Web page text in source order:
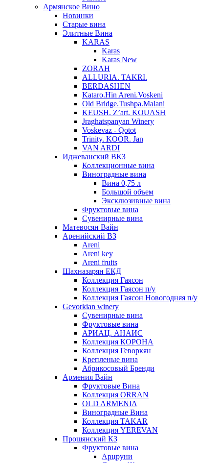
Армянское Вино
Новинки
Старые вина
Элитные Вина
KARAS
Karas
Karas New
ZORAH
ALLURIA. TAKRI.
BERDASHEN
Kataro.Hin Areni.Voskeni
Old Bridge.Tushpa.Malani
KEUSH. Z’art. KOUASH
Jraghatspanyan Winery
Voskevaz - Qotot
Trinity. KOOR. Jan
VAN ARDI
Иджеванский ВКЗ
Коллекционные вина
Виноградные вина
Вина 0,75 л
Большой объем
Эксклюзивные вина
Фруктовые вина
Cувенирные вина
Матевосян Вайн
Аренийский ВЗ
Areni
Areni key
Areni fruits
Шахназарян ЕКД
Коллекция Гаясон
Коллекция Гаясон п/у
Коллекция Гаясон Новогодняя п/у
Gevorkian winery
Сувенирные вина
Фруктовые вина
АРИАЦ. АНАИС
Коллекция КОРОНА
Коллекция Геворкян
Крепленые вина
Абрикосовый Бренди
Армения Вайн
Фруктовые Вина
Коллекция ORRAN
OLD ARMENIA
Виноградные Вина
Коллекция TAKAR
Коллекция YEREVAN
Прошянский КЗ
Фруктовые вина
Арцруни